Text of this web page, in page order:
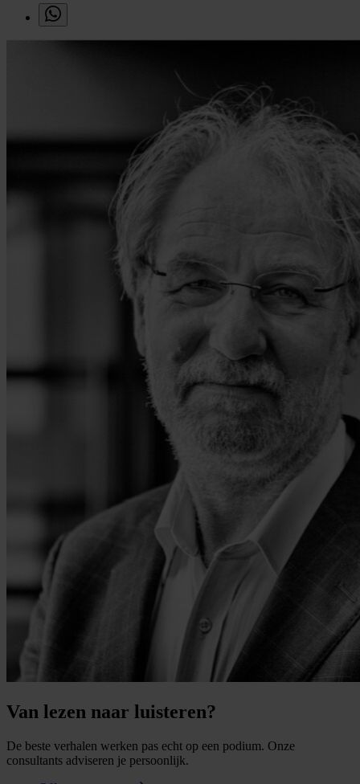
Van lezen naar luisteren?
De beste verhalen werken pas echt op een podium. Onze
consultants adviseren je persoonlijk.